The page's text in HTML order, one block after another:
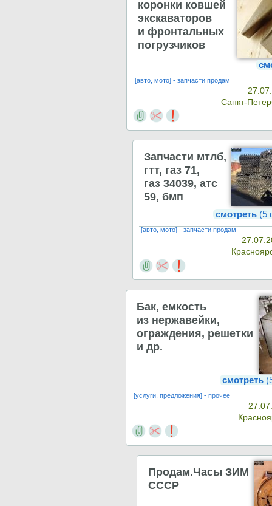
коронки ковшей
экскаваторов
и фронтальных
погрузчиков
[авто, мото] - запчасти продам
Санкт-
Запчасти мтлб,
гтт, газ 71,
газ 34039, атс
59, бмп
смотреть(5
[авто, мото] - запчасти продам
Бак, емкость
из нержавейки,
ограждения, решетки
и др.
смотреть
[услуги, предложения] - прочее
Продам.Часы ЗИМ
СССР